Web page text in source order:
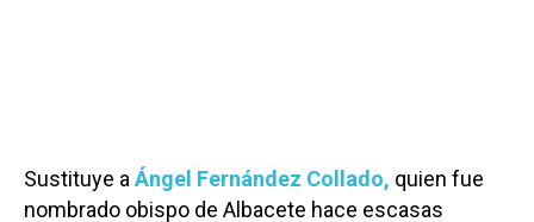
Sustituye a Ángel Fernández Collado, quien fue
nombrado obispo de Albacete hace escasas